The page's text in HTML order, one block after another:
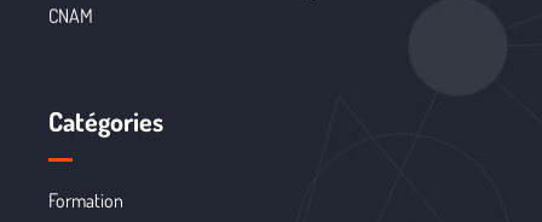
CNAM
Catégories
Formation